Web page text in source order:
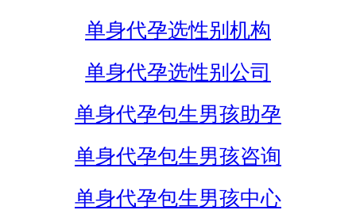
单身代孕选性别机构
单身代孕选性别公司
单身代孕包生男孩助孕
单身代孕包生男孩咨询
单身代孕包生男孩中心